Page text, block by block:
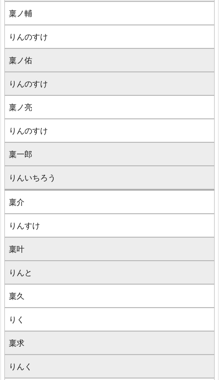
稟ノ輔
りんのすけ
稟ノ佑
りんのすけ
稟ノ亮
りんのすけ
稟一郎
りんいちろう
稟介
りんすけ
稟叶
りんと
稟久
りく
稟求
りんく